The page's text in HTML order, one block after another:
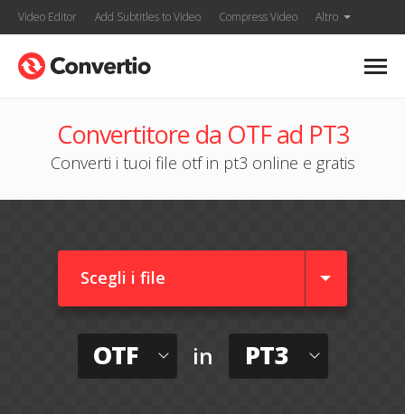
Video Editor Add Subtitles to Video Compress Video Altro
Convertitore da OTF ad PT3
Converti i tuoi file otf in pt3 online e gratis
Scegli i file
OTF in PT3